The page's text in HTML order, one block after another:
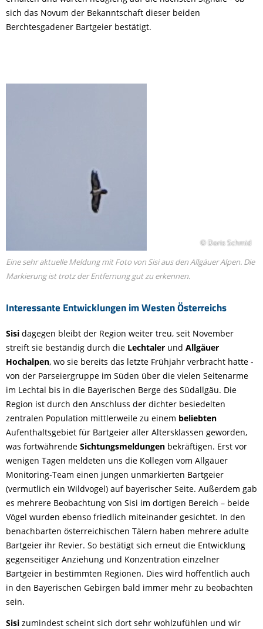
sich das Novum der Bekanntschaft dieser beiden
Berchtesgadener Bartgeier bestätigt.
Interessante Entwicklungen im Westen Österreichs
© Doris Schmid
Eine sehr aktuelle Meldung mit Foto von Sisi aus den Allgäuer Alpen. Die
Markierung ist trotz der Entfernung gut zu erkennen.
Sisi dagegen bleibt der Region weiter treu, seit November
streift sie beständig durch die Lechtaler und Allgäuer
Hochalpen, wo sie bereits das letzte Frühjahr verbracht hatte -
von der Parseiergruppe im Süden über die vielen Seitenarme
im Lechtal bis in die Bayerischen Berge des Südallgäu. Die
Region ist durch den Anschluss der dichter besiedelten
zentralen Population mittlerweile zu einem beliebten
Aufenthaltsgebiet für Bartgeier aller Altersklassen geworden,
was fortwährende Sichtungsmeldungen bekräftigen. Erst vor
wenigen Tagen meldeten uns die Kollegen vom Allgäuer
Monitoring-Team einen jungen unmarkierten Bartgeier
(vermutlich ein Wildvogel) auf bayerischer Seite. Außerdem gab
es mehrere Beobachtung von Sisi im dortigen Bereich – beide
Vögel wurden ebenso friedlich miteinander gesichtet. In den
benachbarten österreichischen Tälern haben mehrere adulte
Bartgeier ihr Revier. So bestätigt sich erneut die Entwicklung
gegenseitiger Anziehung und Konzentration einzelner
Bartgeier in bestimmten Regionen. Dies wird hoffentlich auch
in den Bayerischen Gebirgen bald immer mehr zu beobachten
sein.
Sisi zumindest scheint sich dort sehr wohlzufühlen und wir